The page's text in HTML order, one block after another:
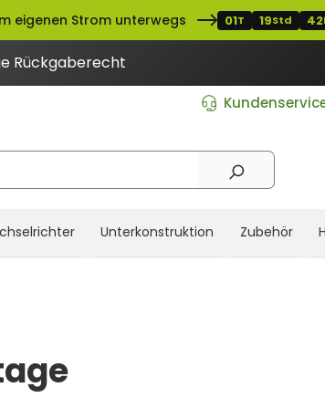
eigenen Strom unterwegs 01T 19Std 42
Rückgaberecht
Unterkonstruktion Zubehör